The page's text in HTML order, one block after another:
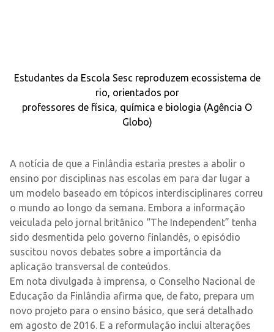
Estudantes da Escola Sesc reproduzem ecossistema de
rio, orientados por
professores de física, química e biologia (Agência O
Globo)
A notícia de que a Finlândia estaria prestes a abolir o
ensino por disciplinas nas escolas em para dar lugar a
um modelo baseado em tópicos interdisciplinares correu
o mundo ao longo da semana. Embora a informação
veiculada pelo jornal britânico “The Independent” tenha
sido desmentida pelo governo finlandês, o episódio
suscitou novos debates sobre a importância da
aplicação transversal de conteúdos.
Em nota divulgada à imprensa, o Conselho Nacional de
Educação da Finlândia afirma que, de fato, prepara um
novo projeto para o ensino básico, que será detalhado
em agosto de 2016. E a reformulação inclui alterações